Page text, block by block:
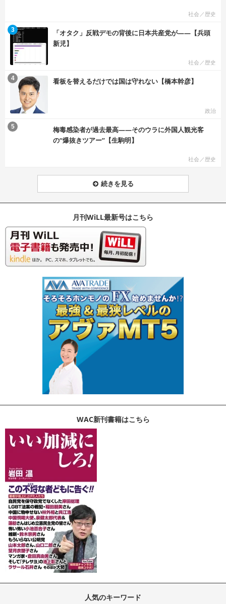
社会／歴史
「オタク」反戦デモの背後に日本共産党が――【兵頭
新児】
社会／歴史
3
看板を替えるだけでは国は守れない【橋本幹彦】
政治
4
梅毒感染者が過去最高――そのウラに外国人観光客
の“爆抜きツアー”【生駒明】
社会／歴史
5
続きを見る
月刊WiLL最新号はこちら
WAC新刊書籍はこちら
人気のキーワード